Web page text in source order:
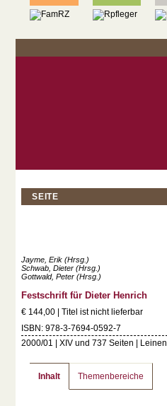
SEITE
Jayme, Erik (Hrsg.)
Schwab, Dieter (Hrsg.)
Gottwald, Peter (Hrsg.)
Festschrift für Dieter Henrich
€ 144,00 | Titel ist nicht lieferbar
ISBN: 978-3-7694-0592-7
2000/01 | XIV und 737 Seiten | Leinen
Inhalt Themenbereiche